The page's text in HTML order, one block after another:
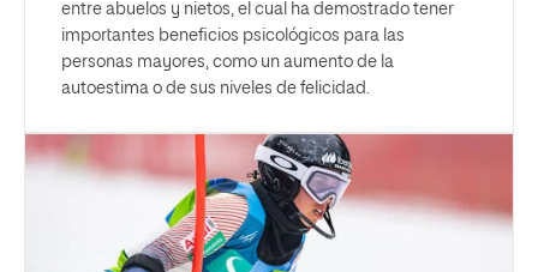
entre abuelos y nietos, el cual ha demostrado tener
importantes beneficios psicológicos para las
personas mayores, como un aumento de la
autoestima o de sus niveles de felicidad.